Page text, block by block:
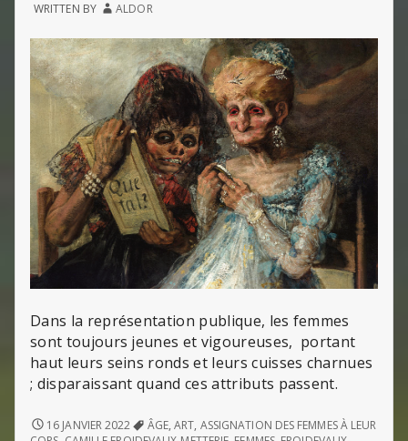
WRITTEN BY ALDOR
Dans la représentation publique, les femmes
sont toujours jeunes et vigoureuses, portant
haut leurs seins ronds et leurs cuisses charnues
; disparaissant quand ces attributs passent.
ÂGE,
16 JANVIER 2022 ÂGE,ART, ASSIGNATION DES FEMMES À LEUR